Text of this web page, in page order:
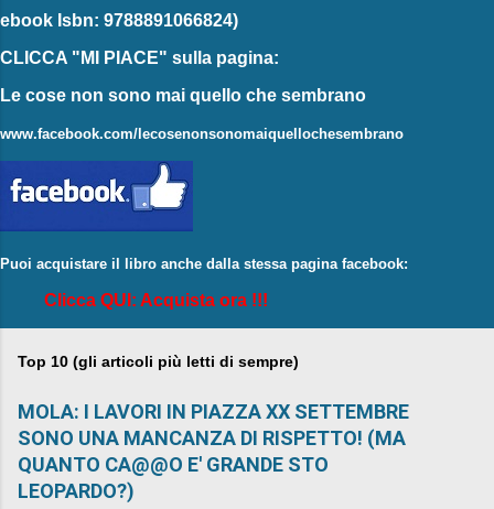
ebook Isbn: 9788891066824)
CLICCA "MI PIACE" sulla pagina:
Le cose non sono mai quello che sembrano
www.facebook.com/lecosenonsonomaiquellochesembrano
Puoi acquistare il libro anche dalla stessa pagina facebook:
Clicca QUI: Acquista ora !!!
Top 10 (gli articoli più letti di sempre)
MOLA: I LAVORI IN PIAZZA XX SETTEMBRE
SONO UNA MANCANZA DI RISPETTO! (MA
QUANTO CA@@O E' GRANDE STO
LEOPARDO?)